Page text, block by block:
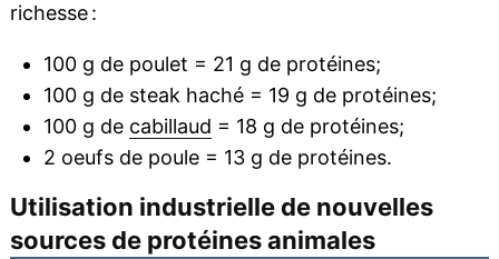
richesse :
100 g de poulet = 21 g de protéines;
100 g de steak haché = 19 g de protéines;
100 g de cabillaud = 18 g de protéines;
2 oeufs de poule = 13 g de protéines.
Utilisation industrielle de nouvelles
sources de protéines animales